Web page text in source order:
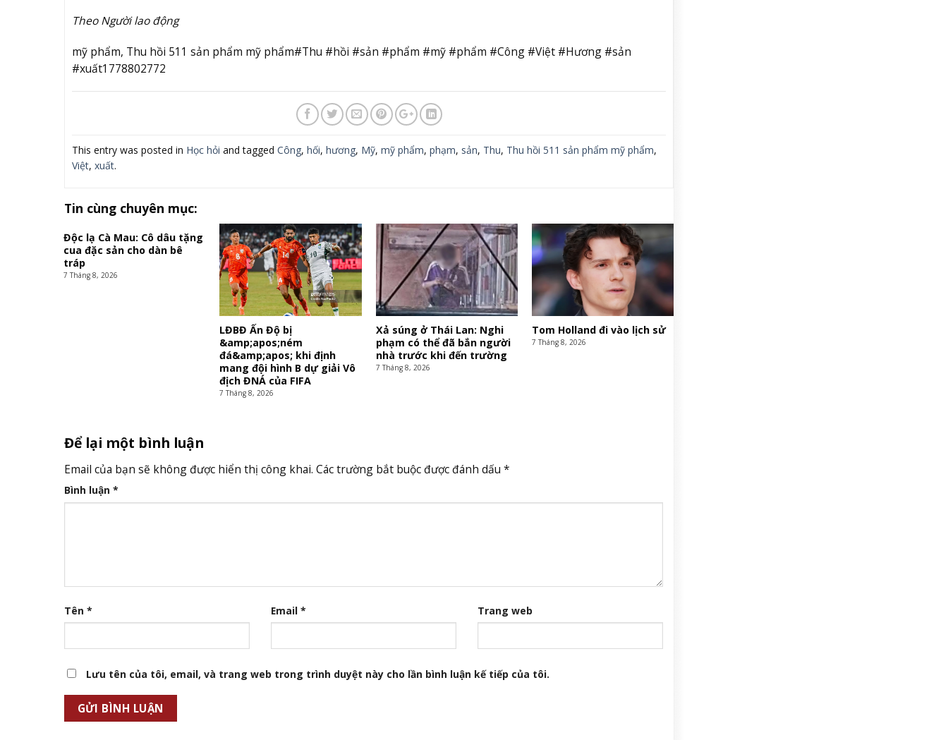
Theo Người lao động
mỹ phẩm, Thu hồi 511 sản phẩm mỹ phẩm#Thu #hồi #sản #phẩm #mỹ #phẩm #Công #Việt #Hương #sản
#xuất1778802772
This entry was posted in Học hỏi and tagged Công, hối, hương, Mỹ, mỹ phẩm, phạm, sản, Thu, Thu hồi 511 sản phẩm mỹ phẩm,
Việt, xuất.
Tin cùng chuyên mục:
Độc lạ Cà Mau: Cô dâu tặng
cua đặc sản cho dàn bê
tráp
7 Tháng 8, 2026
LĐBĐ Ấn Độ bị
&amp;apos;ném
đá&amp;apos; khi định
mang đội hình B dự giải Vô
địch ĐNÁ của FIFA
7 Tháng 8, 2026
Xả súng ở Thái Lan: Nghi
phạm có thể đã bắn người
nhà trước khi đến trường
7 Tháng 8, 2026
Tom Holland đi vào lịch sử
7 Tháng 8, 2026
Để lại một bình luận
Email của bạn sẽ không được hiển thị công khai. Các trường bắt buộc được đánh dấu *
Bình luận *
Tên * Email * Trang web
Lưu tên của tôi, email, và trang web trong trình duyệt này cho lần bình luận kế tiếp của tôi.